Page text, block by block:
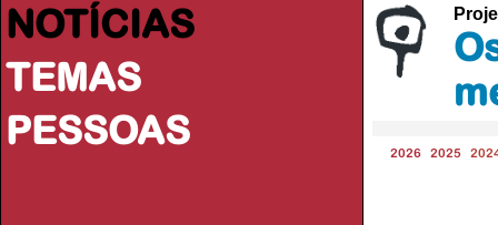
NOTÍCIAS
TEMAS
PESSOAS
2026 2025